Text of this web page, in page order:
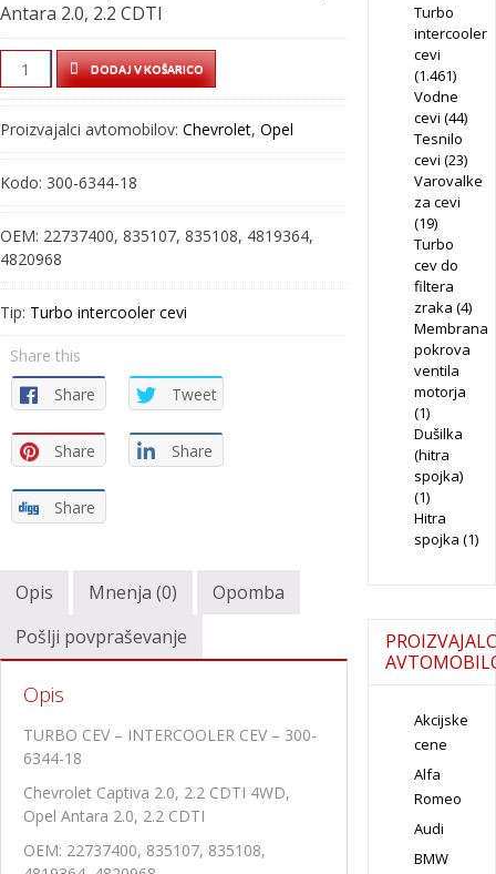
Antara 2.0, 2.2 CDTI
TURBO
CEV
INTERCOOLER
–
6344-
18
quantity
DODAJ V KOŠARICO
Proizvajalci avtomobilov: Chevrolet, Opel
Kodo: 300-6344-18
OEM: 22737400, 835107, 835108, 4819364,
4820968
Tip: Turbo intercooler cevi
Share this
Share
Tweet
Share Share
Share
Opis Mnenja (0)
Opomba
Pošlji povpraševanje
Opis
TURBO CEV – INTERCOOLER CEV – 300-
6344-18
Chevrolet Captiva 2.0, 2.2 CDTI 4WD,
Opel Antara 2.0, 2.2 CDTI
OEM: 22737400, 835107, 835108,
Turbo
intercooler
cevi
(1.461)
Vodne
cevi (44)
Tesnilo
cevi (23)
Varovalke
za cevi
(19)
Turbo
cev do
filtera
zraka (4)
Membrana
pokrova
ventila
motorja
(1)
Dušilka
(hitra
spojka)
(1)
Hitra
spojka (1)
Akcijske
cene
Alfa
Romeo
Audi
BMW